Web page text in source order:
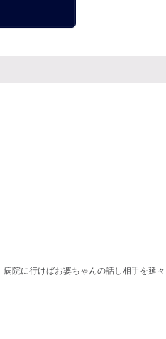
院に行けばお婆ちゃんの話し相手を延々